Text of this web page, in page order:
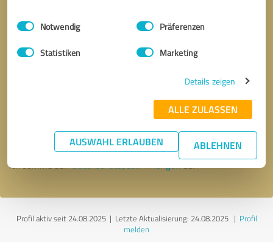
Impressum Datenschutzbestimmungen
Einwilligungsauswahl
Notwendig Präferenzen
Statistiken Marketing
Details zeigen
ALLE ZULASSEN
AUSWAHL ERLAUBEN ABLEHNEN
* Erforderliche Angaben
Nachricht senden
Ich stimme denDatenschutzbestimmungenzu.
Profil aktiv seit 24.08.2025 | Letzte Aktualisierung: 24.08.2025| Profil
melden